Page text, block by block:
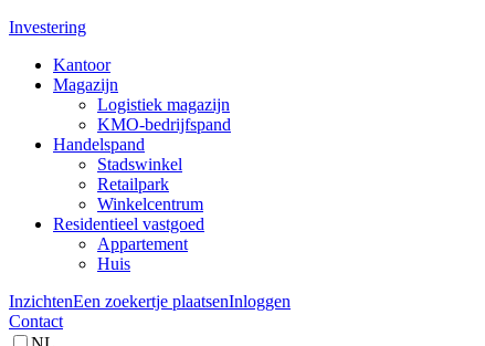
Investering
Kantoor
Magazijn
Logistiek magazijn
KMO-bedrijfspand
Handelspand
Stadswinkel
Retailpark
Winkelcentrum
Residentieel vastgoed
Appartement
Huis
InzichtenEen zoekertje plaatsenInloggen
Contact